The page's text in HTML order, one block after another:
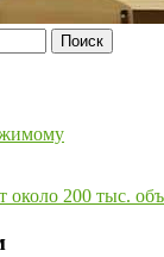
200 тыс.